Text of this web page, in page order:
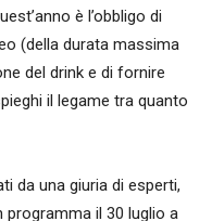
è l’obbligo di
(della durata massima
del drink e di fornire
il legame tra quanto
da una giuria di esperti,
programma il 30 luglio a